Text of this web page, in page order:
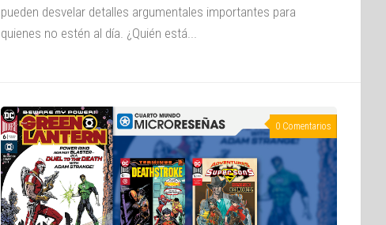
pueden desvelar detalles argumentales importantes para
quienes no estén al día. ¿Quién está...
0 Comentarios